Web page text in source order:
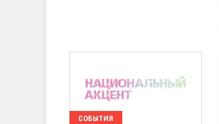
СОБЫТИЯ